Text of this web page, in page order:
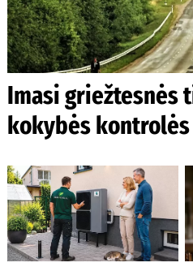
Imasi griežtesnės
kokybės kontrolės